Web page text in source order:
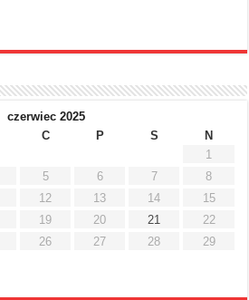
czerwiec 2025
C P S
N
1
5 6 7
8
12 13 14
15
19 20 21
22
26 27 28
29